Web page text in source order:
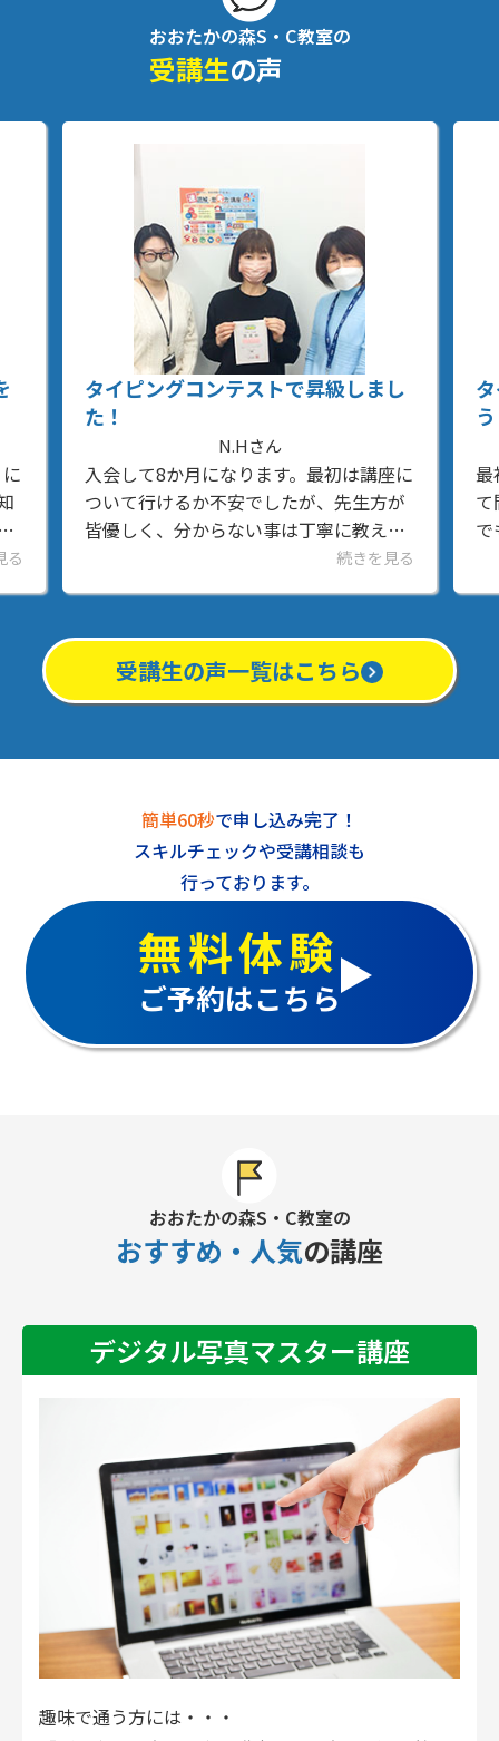
おおたかの森S・C教室の
受講生の声
る
タイピングコンテストで昇級しまし
た！
N.Hさん
入会して8か月になります。最初は講座に
ついて行けるか不安でしたが、先生方が
皆優しく、分からない事は丁寧に教えて
くださるので安心して通っています。ワ
続きを見る
受講生の声一覧はこちら
簡単60秒で申し込み完了！
スキルチェックや受講相談も
行っております。
無料体験
ご予約はこちら
おおたかの森S・C教室の
おすすめ・人気の講座
デジタル写真マスター講座
趣味で通う方には・・・